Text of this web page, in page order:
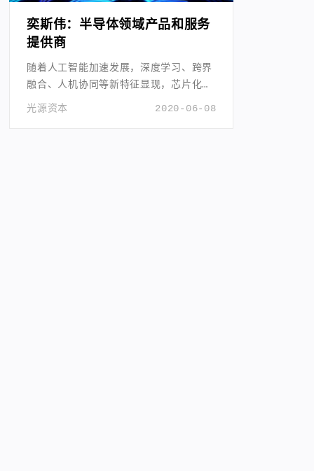
奕斯伟：半导体领域产品和服务
提供商
随着人工智能加速发展，深度学习、跨界
融合、人机协同等新特征显现，芯片化硬
件化平台化趋势更加明显。
2020-06-08
光源资本